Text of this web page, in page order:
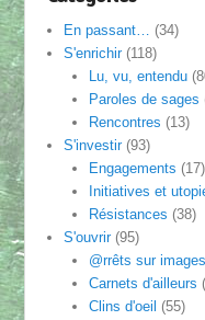
En passant… (34)
S'enrichir(118)
Lu, vu, entendu
Paroles de sages
Rencontres (13)
S'investir(93)
Engagements (17)
Initiatives et
Résistances (38)
S'ouvrir(95)
@rrêts sur images
Carnets d'ailleurs
Clins d'oeil (55)